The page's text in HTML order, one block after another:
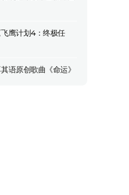
鹰计划4：终极任
语原创歌曲《命运》